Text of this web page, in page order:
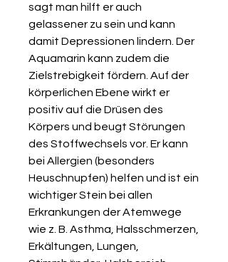
sagt man hilft er auch
gelassener zu sein und kann
damit Depressionen lindern. Der
Aquamarin kann zudem die
Zielstrebigkeit fördern. Auf der
körperlichen Ebene wirkt er
positiv auf die Drüsen des
Körpers und beugt Störungen
des Stoffwechsels vor. Er kann
bei Allergien (besonders
Heuschnupfen) helfen und ist ein
wichtiger Stein bei allen
Erkrankungen der Atemwege
wie z. B. Asthma, Halsschmerzen,
Erkältungen, Lungen,